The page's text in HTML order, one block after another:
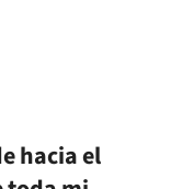
hacia el